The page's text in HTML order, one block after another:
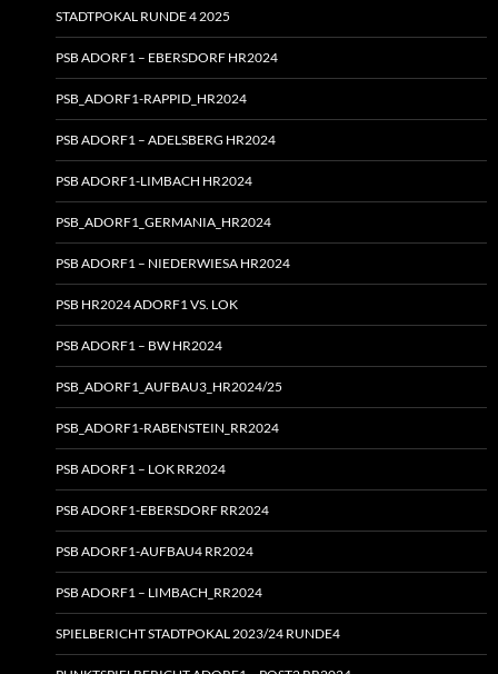
STADTPOKAL RUNDE 4 2025
PSB ADORF1 – EBERSDORF HR2024
PSB_ADORF1-RAPPID_HR2024
PSB ADORF1 – ADELSBERG HR2024
PSB ADORF1-LIMBACH HR2024
PSB_ADORF1_GERMANIA_HR2024
PSB ADORF1 – NIEDERWIESA HR2024
PSB HR2024 ADORF1 VS. LOK
PSB ADORF1 – BW HR2024
PSB_ADORF1_AUFBAU3_HR2024/25
PSB_ADORF1-RABENSTEIN_RR2024
PSB ADORF1 – LOK RR2024
PSB ADORF1-EBERSDORF RR2024
PSB ADORF1-AUFBAU4 RR2024
PSB ADORF1 – LIMBACH_RR2024
SPIELBERICHT STADTPOKAL 2023/24 RUNDE4